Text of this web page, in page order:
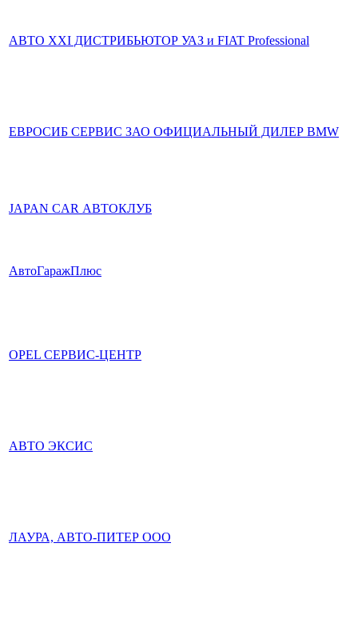
АВТО XXI ДИСТРИБЬЮТОР УАЗ и FIAT Professional
ЕВРОСИБ СЕРВИС ЗАО ОФИЦИАЛЬНЫЙ ДИЛЕР BMW
JAPAN CAR АВТОКЛУБ
АвтоГаражПлюс
OPEL СЕРВИС-ЦЕНТР
АВТО ЭКСИС
ЛАУРА, АВТО-ПИТЕР ООО